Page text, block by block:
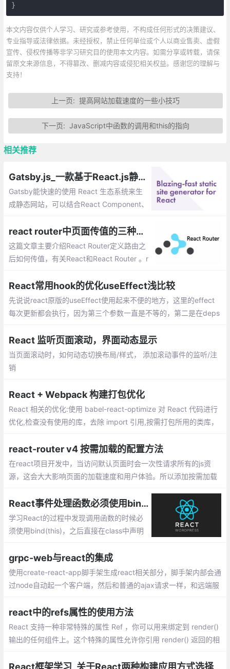
}
本文内容仅供个人学习、研究或参考使用，不构成任何形式的决策建议、
专业指导或法律依据。未经授权，禁止任何单位或个人以商业售卖、虚假
宣传、侵权传播等非学习研究目的使用本文内容。如需分享或转载，请保
留原文来源信息，不得篡改、删减内容或侵犯相关权益。感谢您的理解与
支持！
上一页: 提高网站加载速度的一些小技巧
下一页: JavaScript中函数的调用和this的指向
相关推荐
Gatsby.js_一款基于React.js静态站点生成工具
Gatsby能快速的使用 React 生态系统来生
成静态网站，可以结合React Component、
成让他更强大。
react router中页面传值的三种方法
这篇文章主要介绍React Router定义路由之
后如何传值，有关React和React Router 。r
params、query、state
React常用hook的优化useEffect浅比较
先说说react原版的useEffect使用起来不便的地方，这里的effect
每次更新都会执行，因为第三个参数一直是不等的，第二是在deps
React 监听页面滚动，界面动态显示
当页面滚动时，如何动态切换布局/样式， 添加滚动事件的监听/注
销
React + Webpack 构建打包优化
React 相关的优化:使用 babel-react-optimize 对 React 代码进行
优化,检查没有使用的库，去除 import 引用,按需打包所用的类库，
面：构建速度慢,打包后的文件体积过大
react-router v4 按需加载的配置方法
在react项目开发中，当访问默认页面时会一次性请求所有的js资
源，这会大大影响页面的加载速度和用户体验。所以添加按需加载
React事件处理函数必须使用bind(this)的原因
学习React的过程中发现调用函数的时候必
须使用bind(this)，之后直接在class中声明
行了一番查阅，总结如下。
grpc-web与react的集成
使用create-react-app脚手架生成react相关部分，脚手架内部会通
过node自动起一个客户端，然后和普通的ajax请求一样，和远端服
求，远端采用docker容器的node服务器，node服务器端使用envo
y作为代理
react中的refs属性的使用方法
React 支持一种非常特殊的属性 Ref ，你可以用来绑定到 render()
输出的任何组件上。这个特殊的属性允许你引用 render() 返回的相
总是拿到正确的实例
React框架学习_关于React两种构建应用方式选择